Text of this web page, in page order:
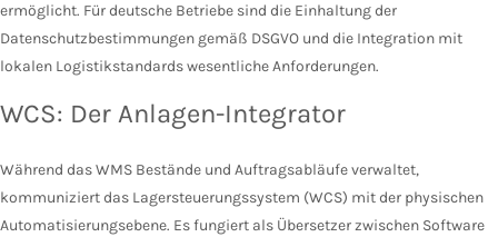
ermöglicht. Für deutsche Betriebe sind die Einhaltung der
Datenschutzbestimmungen gemäß DSGVO und die Integration mit
lokalen Logistikstandards wesentliche Anforderungen.
WCS: Der Anlagen-Integrator
Während das WMS Bestände und Auftragsabläufe verwaltet,
kommuniziert das Lagersteuerungssystem (WCS) mit der physischen
Automatisierungsebene. Es fungiert als Übersetzer zwischen Software